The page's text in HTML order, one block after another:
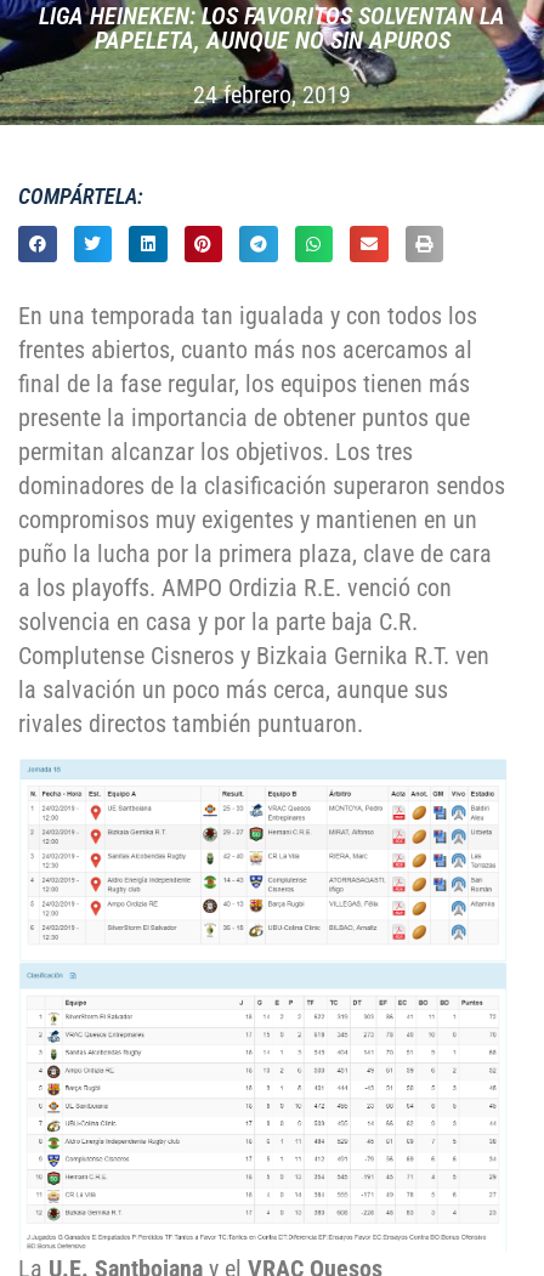
LIGA HEINEKEN: LOS FAVORITOS SOLVENTAN LA
PAPELETA, AUNQUE NO SIN APUROS
24 febrero, 2019
COMPÁRTELA:
En una temporada tan igualada y con todos los
frentes abiertos, cuanto más nos acercamos al
final de la fase regular, los equipos tienen más
presente la importancia de obtener puntos que
permitan alcanzar los objetivos. Los tres
dominadores de la clasificación superaron sendos
compromisos muy exigentes y mantienen en un
puño la lucha por la primera plaza, clave de cara
a los playoffs. AMPO Ordizia R.E. venció con
solvencia en casa y por la parte baja C.R.
Complutense Cisneros y Bizkaia Gernika R.T. ven
la salvación un poco más cerca, aunque sus
rivales directos también puntuaron.
La U.E. Santboiana y el VRAC Quesos